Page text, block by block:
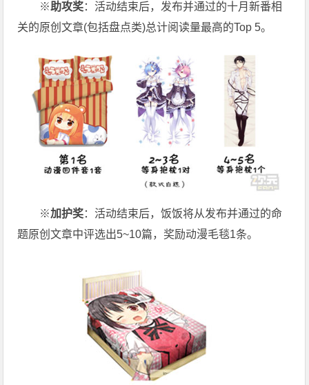
※助攻奖：活动结束后，发布并通过的十月新番相
关的原创文章(包括盘点类)总计阅读量最高的Top 5。
※加护奖：活动结束后，饭饭将从发布并通过的命
题原创文章中评选出5~10篇，奖励动漫毛毯1条。